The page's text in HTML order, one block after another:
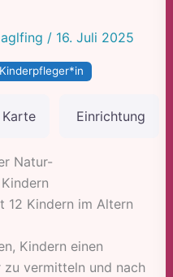
/ 16. Juli 2025
Kinderpfleger*in
Karte Einrichtung
Natur-
12 Kindern im Altern
Kindern einen
vermitteln und nach